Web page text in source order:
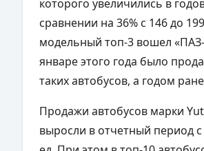
которого увеличились в
сравнении на 36% с 146 до
модельный топ-3 вошел
январе этого года было
таких автобусов, а годом
Продажи автобусов марки
выросли в отчетный период с